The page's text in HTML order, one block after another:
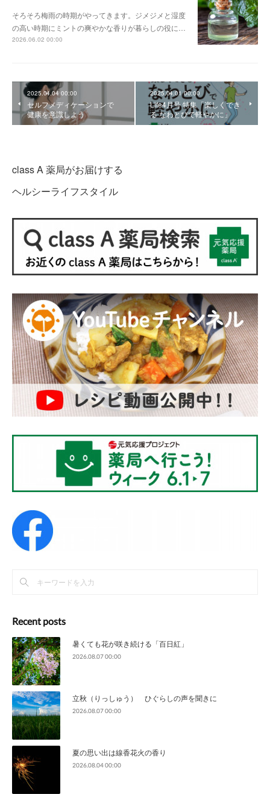
そろそろ梅雨の時期がやってきます。ジメジメと湿度
の高い時期にミントの爽やかな香りが暮らしの役に…
2026.06.02 00:00
2025.04.04 00:00
セルフメディケーションで
健康を意識しよう
2025.04.01 00:00
Life4月号 特集「楽しくでき
る なわとびで軽やかに」
class A 薬局がお届けする
ヘルシーライフスタイル
Recent posts
暑くても花が咲き続ける「百日紅」
2026.08.07 00:00
立秋（りっしゅう） ひぐらしの声を聞きに
2026.08.07 00:00
夏の思い出は線香花火の香り
2026.08.04 00:00